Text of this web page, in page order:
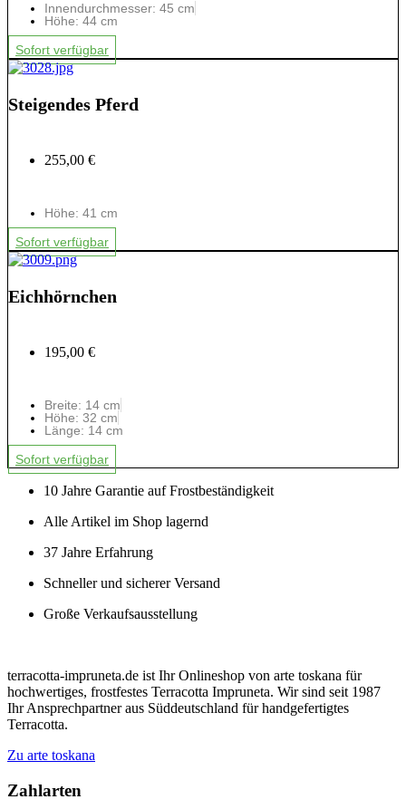
Innendurchmesser: 45 cm
Höhe: 44 cm
Sofort verfügbar
Steigendes Pferd
255,00 €
Höhe: 41 cm
Sofort verfügbar
Eichhörnchen
195,00 €
Breite: 14 cm
Höhe: 32 cm
Länge: 14 cm
Sofort verfügbar
10 Jahre Garantie auf Frostbeständigkeit
Alle Artikel im Shop lagernd
37 Jahre Erfahrung
Schneller und sicherer Versand
Große Verkaufsausstellung
terracotta-impruneta.de ist Ihr Onlineshop von arte toskana für
hochwertiges, frostfestes Terracotta Impruneta. Wir sind seit 1987
Ihr Ansprechpartner aus Süddeutschland für handgefertigtes
Terracotta.
Zu arte toskana
Zahlarten